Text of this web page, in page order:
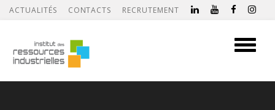
ACTUALITÉS CONTACTS RECRUTEMENT
Toggle